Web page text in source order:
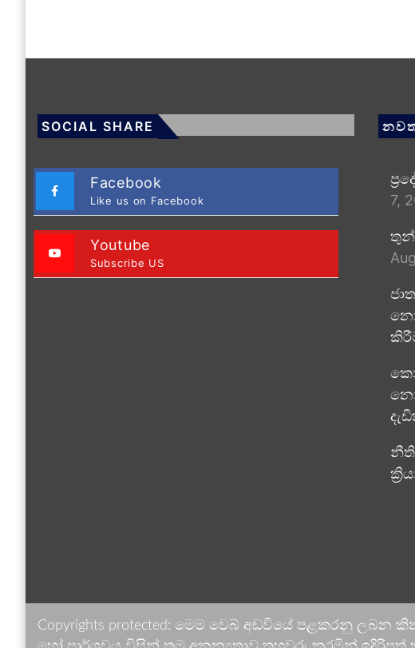
SOCIAL SHARE
Facebook
Like us on Facebook
Youtube
Subscribe US
7,
Copyrights protected: මෙම වෙබ් අඩවියේ පළකරනු